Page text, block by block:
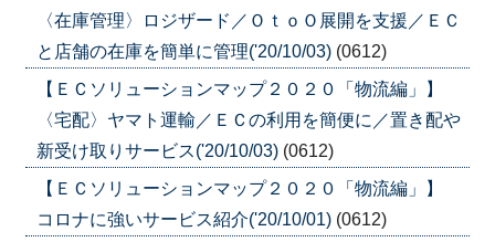
〈在庫管理〉ロジザード／ＯｔｏＯ展開を支援／ＥＣ
と店舗の在庫を簡単に管理('20/10/03) (0612)
【ＥＣソリューションマップ２０２０「物流編」】
〈宅配〉ヤマト運輸／ＥＣの利用を簡便に／置き配や
新受け取りサービス('20/10/03) (0612)
【ＥＣソリューションマップ２０２０「物流編」】
コロナに強いサービス紹介('20/10/01) (0612)